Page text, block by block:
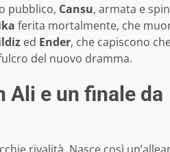
pubblico, Cansu, armata e
ferita mortalmente, che
ed Ender, che capiscono
del nuovo dramma.
Ali e un finale da